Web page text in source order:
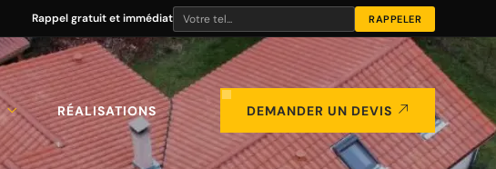
Rappel gratuit et immédiat
RÉALISATIONS DEMANDER UN DEVIS